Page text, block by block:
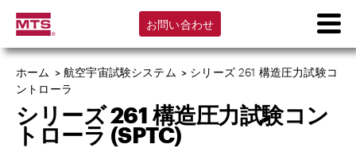
お問い合わせ
ホーム >航空宇宙試験システム > シリーズ 261 構造圧力試験コ
ントローラ
シリーズ 261 構造圧力試験コン
トローラ (SPTC)